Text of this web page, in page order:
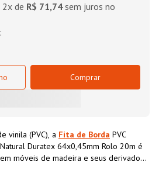
2x de R$ 71,74sem juros no
Comprar
vinila (PVC), a Fita de Borda PVC
Duratex 64x0,45mm Rolo 20m é
móveis de madeira e seus derivados.
ao MDF, que além de